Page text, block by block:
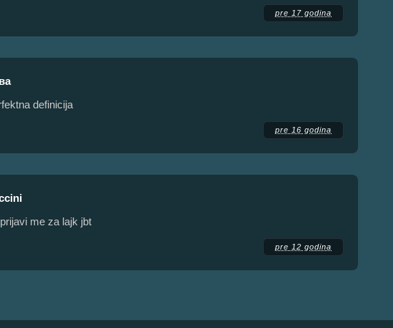
pre 17 godina
definicija
pre 16 godina
me za lajk jbt
pre 12 godina